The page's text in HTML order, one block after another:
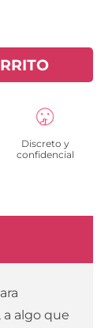
Discreto y
confidencial
a algo que